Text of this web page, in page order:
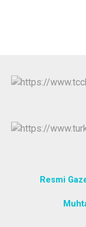
Resmi